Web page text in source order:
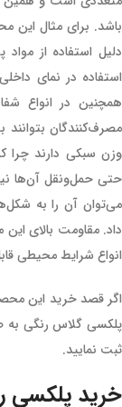
باشد. برای مثال این
دلیل استفاده از
استفاده در نمای
همچنین در انواع
مصرف‌کنندگان
وزن سبکی دارند چرا
حتی حمل‌ونقل آن‌ها
می‌توان آن را به
داد. مقاومت بالای
انواع شرایط محیطی
اگر قصد خرید این
پلکسی گلاس رنگی به
ثبت نمایید.
خرید پلکسی